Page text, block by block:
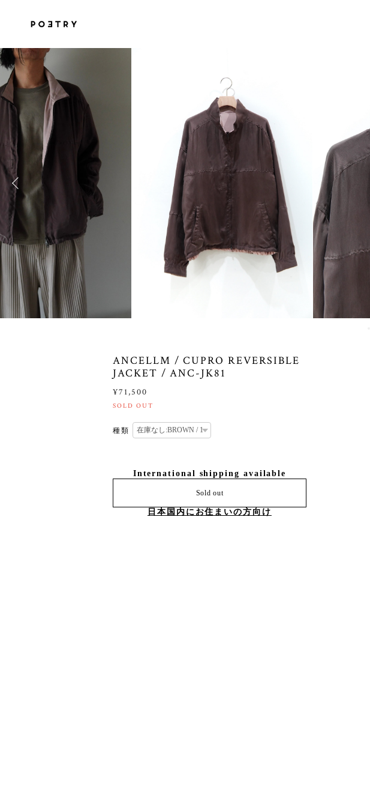
ANCELLM / CUPRO REVERSIBLE
JACKET / ANC-JK81
¥71,500
SOLD OUT
種類
International shipping available
Sold out
日本国内にお住まいの方向け